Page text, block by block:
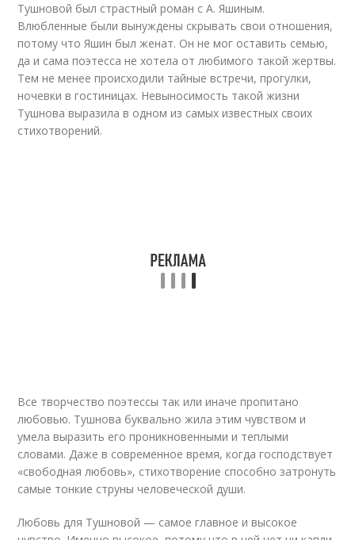
Тушновой был страстный роман с А. Яшиным.
Влюбленные были вынуждены скрывать свои отношения,
потому что Яшин был женат. Он не мог оставить семью,
да и сама поэтесса не хотела от любимого такой жертвы.
Тем не менее происходили тайные встречи, прогулки,
ночевки в гостиницах. Невыносимость такой жизни
Тушнова выразила в одном из самых известных своих
стихотворений.
Все творчество поэтессы так или иначе пропитано
любовью. Тушнова буквально жила этим чувством и
умела выразить его проникновенными и теплыми
словами. Даже в современное время, когда господствует
«свободная любовь», стихотворение способно затронуть
самые тонкие струны человеческой души.
Любовь для Тушновой — самое главное и высокое